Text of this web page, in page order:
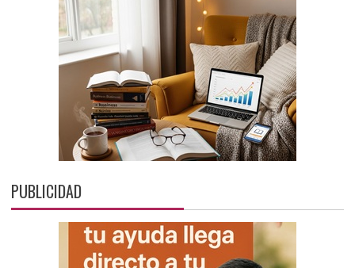
PUBLICIDAD